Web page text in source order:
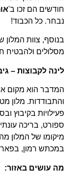
חודשים הם זכו ב'אות
נבחר. כל הכבוד!
בנוסף, צוות המלון
מסלולים ולהבטיח
לינה לקבוצות –
המדבר הוא מקום
והתבודדות. מלון
פעילויות בקיבוץ
ספורט, בריכה עונתית
מיקומו של המלון
במכתש רמון, בפארק
מה עושים באזור: